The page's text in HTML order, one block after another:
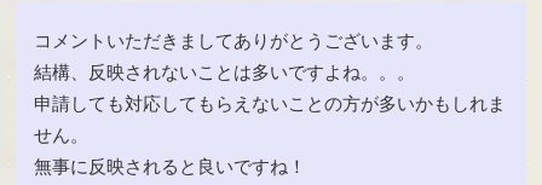
コメントいただきましてありがとうございます。
結構、反映されないことは多いですよね。。。
申請しても対応してもらえないことの方が多いかもしれま
せん。
無事に反映されると良いですね！